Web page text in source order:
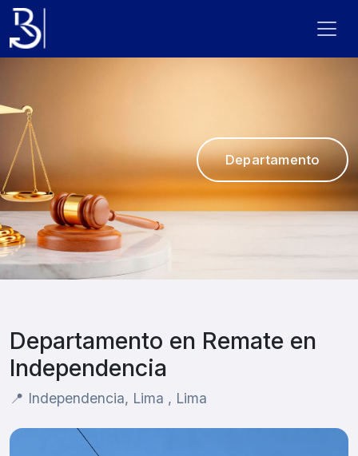
Departamento
Departamento en Remate en
Independencia
📍 Independencia, Lima , Lima